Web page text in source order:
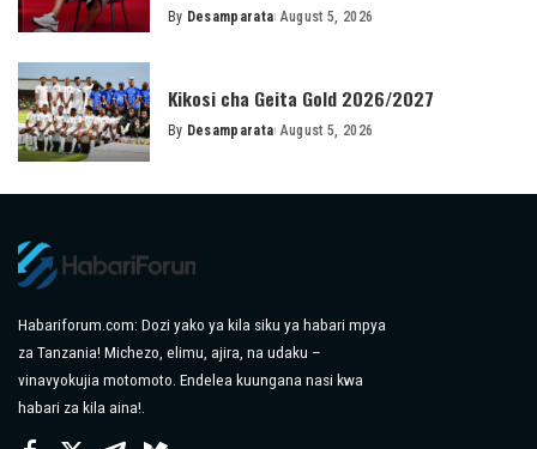
Posted
By Desamparata August 5, 2026
Kikosi cha Geita Gold 2026/2027
Posted
By Desamparata August 5, 2026
Habariforum.com: Dozi yako ya kila siku ya habari mpya
za Tanzania! Michezo, elimu, ajira, na udaku –
vinavyokujia motomoto. Endelea kuungana nasi kwa
habari za kila aina!.